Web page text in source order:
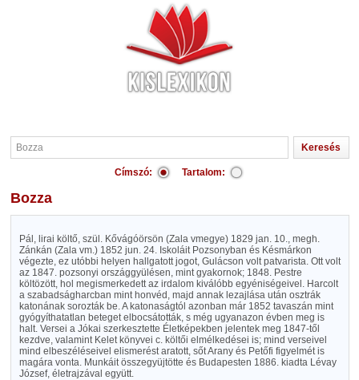
Címszó: Tartalom:
Bozza
Pál, lirai költő, szül. Kővágóörsön (Zala vmegye) 1829 jan. 10., megh.
Zánkán (Zala vm.) 1852 jun. 24. Iskoláit Pozsonyban és Késmárkon
végezte, ez utóbbi helyen hallgatott jogot, Gulácson volt patvarista. Ott volt
az 1847. pozsonyi országgyülésen, mint gyakornok; 1848. Pestre
költözött, hol megismerkedett az irdalom kiválóbb egyéniségeivel. Harcolt
a szabadságharcban mint honvéd, majd annak lezajlása után osztrák
katonának sorozták be. A katonaságtól azonban már 1852 tavaszán mint
gyógyíthatatlan beteget elbocsátották, s még ugyanazon évben meg is
halt. Versei a Jókai szerkesztette Életképekben jelentek meg 1847-től
kezdve, valamint Kelet könyvei c. költői elmélkedései is; mind verseivel
mind elbeszéléseivel elismerést aratott, sőt Arany és Petőfi figyelmét is
magára vonta. Munkáit összegyüjtötte és Budapesten 1886. kiadta Lévay
József, életrajzával együtt.